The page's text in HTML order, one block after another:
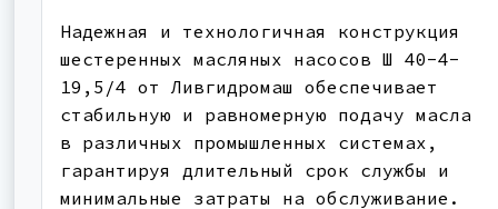
Надежная и технологичная конструкция
шестеренных масляных насосов Ш 40-4-
19,5/4 от Ливгидромаш обеспечивает
стабильную и равномерную подачу масла
в различных промышленных системах,
гарантируя длительный срок службы и
минимальные затраты на обслуживание.